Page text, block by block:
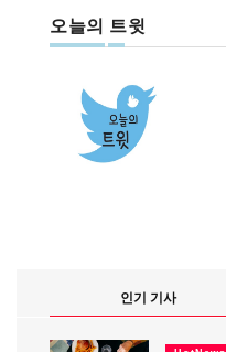
오늘의 트윗
인기 기사